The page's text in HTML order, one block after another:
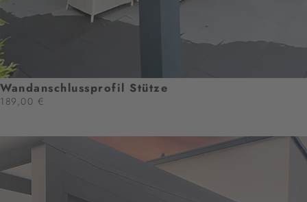
Wandanschlussprofil Stütze
189,00 €